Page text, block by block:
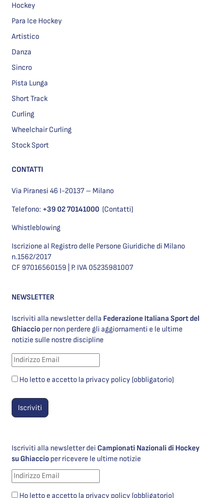
Hockey
Para Ice Hockey
Artistico
Danza
Sincro
Pista Lunga
Short Track
Curling
Wheelchair Curling
Stock Sport
CONTATTI
Via Piranesi 46 I-20137 – Milano
Telefono: +39 02 70141000 (Contatti)
Whistleblowing
Iscrizione al Registro delle Persone Giuridiche di Milano
n.1562/2017
CF 97016560159 | P. IVA 05235981007
NEWSLETTER
Iscriviti alla newsletter della Federazione Italiana Sport del
Ghiaccio per non perdere gli aggiornamenti e le ultime
notizie sulle nostre discipline
Ho letto e accetto la privacy policy (obbligatorio)
Iscriviti alla newsletter dei Campionati Nazionali di Hockey
su Ghiaccio per ricevere le ultime notizie
Ho letto e accetto la privacy policy (obbligatorio)